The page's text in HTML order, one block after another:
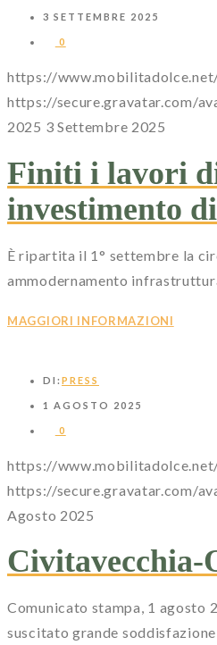
3 SETTEMBRE 2025
0
https://
https://secure.gravatar.com/
2025 3 Settembre 2025
Finiti i lavori
investimento
È ripartita il 1° settembre la
ammodernamento
MAGGIORI INFORMAZIONI
DI: PRESS
1 AGOSTO 2025
0
https://
https://secure.gravatar.com/
Agosto 2025
Comunicato stampa, 1 agosto
suscitato grande